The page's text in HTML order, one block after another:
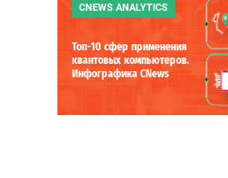
CNEWS ANALYTICS
Топ-10 сфер применения
квантовых компьютеров.
Инфографика CNews